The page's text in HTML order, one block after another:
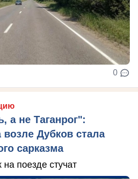
0
а не Таганрог":
возле Дубков стала
сарказма
поезде стучат